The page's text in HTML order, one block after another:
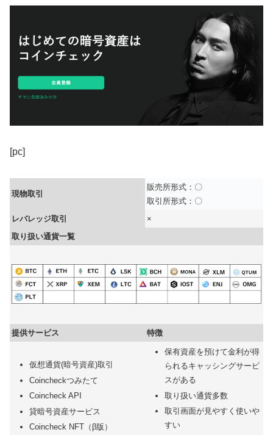
[pc]
現物取引
販売所形式：〇
取引所形式：〇
レバレッジ取引
×
取り扱い通貨一覧
提供サービス 特徴
仮想通貨(暗号資産)取引
Coincheckつみたて
Coincheck API
貸暗号資産サービス
Coincheck NFT（β版）
保有資産を預けて金利が得
られるキャッシングサービ
スがある
取り扱い通貨多数
取引画面が見やすく使いや
すい